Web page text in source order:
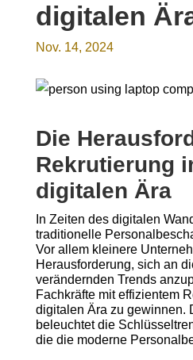
digitalen
Nov. 14, 2024
Die
Rekrutierung
digitalen Ära
In Zeiten des digitalen
traditionelle
Vor allem kleinere
Herausforderung, sich an
verändernden Trends
Fachkräfte mit effizientem
digitalen Ära zu gewinnen.
beleuchtet die
die die moderne